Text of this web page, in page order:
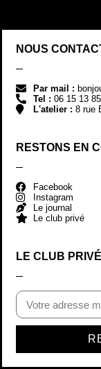
NOUS
Par mail :
Tel : 06 15 13
L'atelier : 8 rue
RESTONS EN
Facebook
Instagram
Le journal
Le club privé
LE CLUB PRIVÉ